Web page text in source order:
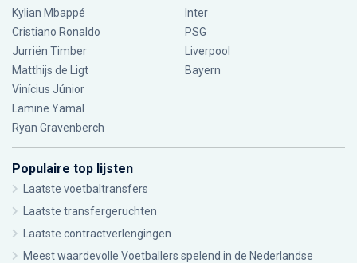
Kylian Mbappé
Cristiano Ronaldo
Jurriën Timber
Matthijs de Ligt
Vinícius Júnior
Lamine Yamal
Ryan Gravenberch
Inter
PSG
Liverpool
Bayern
Populaire top lijsten
Laatste voetbaltransfers
Laatste transfergeruchten
Laatste contractverlengingen
Meest waardevolle Voetballers spelend in de Nederlandse